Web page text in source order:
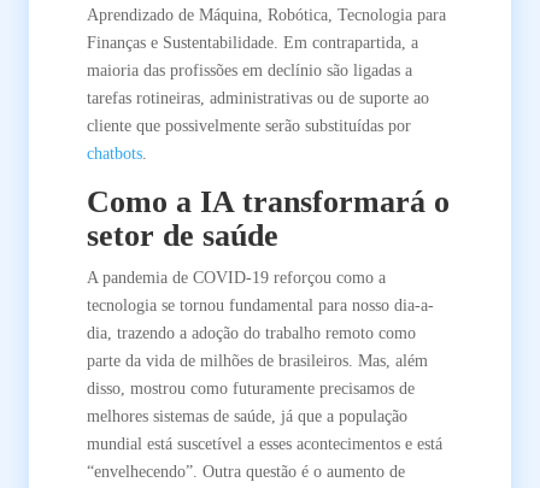
Aprendizado de Máquina, Robótica, Tecnologia para
Finanças e Sustentabilidade. Em contrapartida, a
maioria das profissões em declínio são ligadas a
tarefas rotineiras, administrativas ou de suporte ao
cliente que possivelmente serão substituídas por
chatbots.
Como a IA transformará o
setor de saúde
A pandemia de COVID-19 reforçou como a
tecnologia se tornou fundamental para nosso dia-a-
dia, trazendo a adoção do trabalho remoto como
parte da vida de milhões de brasileiros. Mas, além
disso, mostrou como futuramente precisamos de
melhores sistemas de saúde, já que a população
mundial está suscetível a esses acontecimentos e está
“envelhecendo”. Outra questão é o aumento de